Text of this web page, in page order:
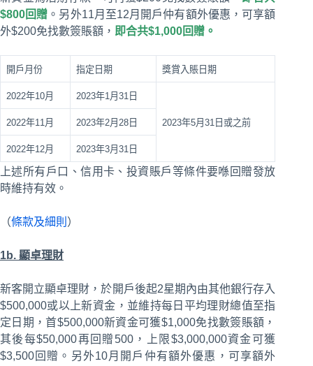
$800回贈 。另外11月至12月開戶仲有額外優惠，可享額
外$200免找數簽賬額， 即合共$1,000回贈。
開戶月份 指定日期 獎賞入賬日期
2022年10月 2023年1月31日
2023年5月31日或之前
2022年11月 2023年2月28日
2022年12月 2023年3月31日
上述所有戶口、信用卡、投資賬戶等條件要喺回贈發放
時維持有效。
（條款及細則 ）
1b. 顯卓理財
新客開立顯卓理財，於開戶後起2星期內由其他銀行存入
$500,000或以上新資金，並維持每日平均理財總值至指
定日期，首$500,000新資金可獲$1,000免找數簽賬額，
其後每$50,000再回贈500，上限$3,000,000資金可獲
$3,500回贈。另外10月開戶仲有額外優惠，可享額外